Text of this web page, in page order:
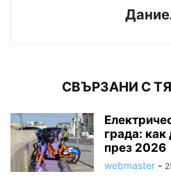
СВЪРЗАНИ С
града:
през 2026
webmaster -